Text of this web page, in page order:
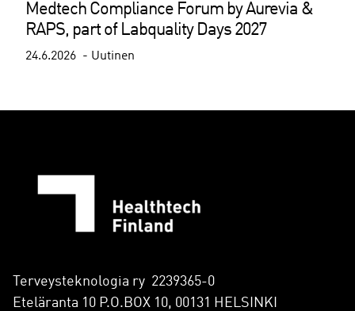
Medtech Compliance Forum by Aurevia &
RAPS, part of Labquality Days 2027
24.6.2026 Uutinen
Terveysteknologia ry 2239365-0
Eteläranta 10 P.O.BOX 10, 00131 HELSINKI